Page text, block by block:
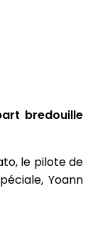
bredouille
le pilote de
Yoann